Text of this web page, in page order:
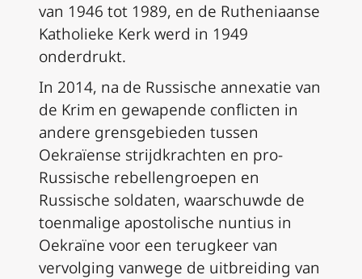
van 1946 tot 1989, en de Rutheniaanse
Katholieke Kerk werd in 1949
onderdrukt.
In 2014, na de Russische annexatie van
de Krim en gewapende conflicten in
andere grensgebieden tussen
Oekraïense strijdkrachten en pro-
Russische rebellengroepen en
Russische soldaten, waarschuwde de
toenmalige apostolische nuntius in
Oekraïne voor een terugkeer van
vervolging vanwege de uitbreiding van